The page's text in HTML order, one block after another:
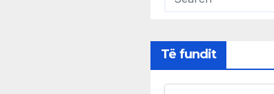
Të fundit